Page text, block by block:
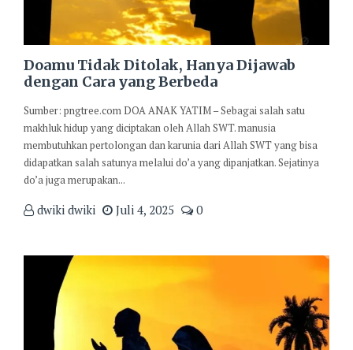
Doamu Tidak Ditolak, Hanya Dijawab
dengan Cara yang Berbeda
Sumber: pngtree.com DOA ANAK YATIM – Sebagai salah satu
makhluk hidup yang diciptakan oleh Allah SWT. manusia
membutuhkan pertolongan dan karunia dari Allah SWT yang bisa
didapatkan salah satunya melalui do’a yang dipanjatkan. Sejatinya
do’a juga merupakan...
dwiki dwiki Juli 4, 2025 0